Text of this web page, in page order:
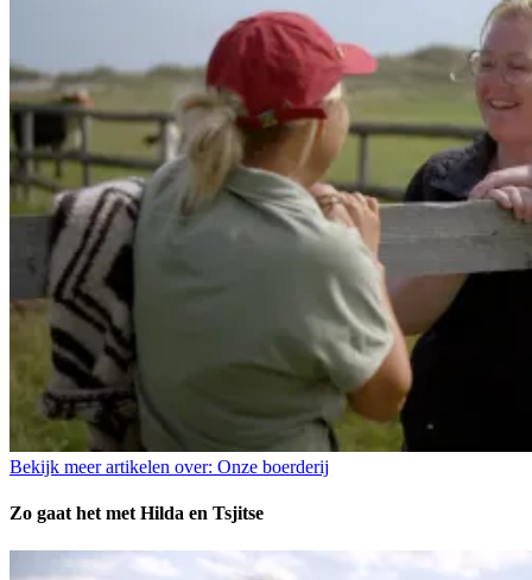
Bekijk meer artikelen over: Onze boerderij
Zo gaat het met Hilda en Tsjitse